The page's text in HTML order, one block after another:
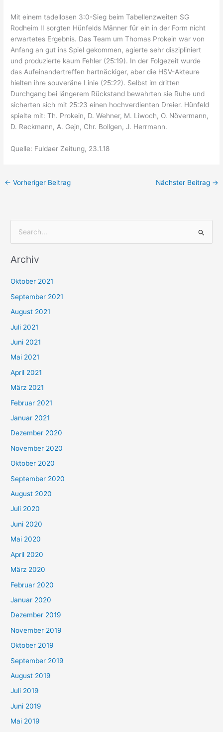
Mit einem tadellosen 3:0-Sieg beim Tabellenzweiten SG
Rodheim II sorgten Hünfelds Männer für ein in der Form nicht
erwartetes Ergebnis. Das Team um Thomas Prokein war von
Anfang an gut ins Spiel gekommen, agierte sehr diszipliniert
und produzierte kaum Fehler (25:19). In der Folgezeit wurde
das Aufeinandertreffen hartnäckiger, aber die HSV-Akteure
hielten ihre souveräne Linie (25:22). Selbst im dritten
Durchgang bei längerem Rückstand bewahrten sie Ruhe und
sicherten sich mit 25:23 einen hochverdienten Dreier. Hünfeld
spielte mit: Th. Prokein, D. Wehner, M. Liwoch, O. Növermann,
D. Reckmann, A. Gejn, Chr. Bollgen, J. Herrmann.
Quelle: Fuldaer Zeitung, 23.1.18
← Vorheriger Beitrag Nächster Beitrag →
c
n
n
a
c
h
:
Archiv
Oktober 2021
September 2021
August 2021
Juli 2021
Juni 2021
Mai 2021
April 2021
März 2021
Februar 2021
Januar 2021
Dezember 2020
November 2020
Oktober 2020
September 2020
August 2020
Juli 2020
Juni 2020
Mai 2020
April 2020
März 2020
Februar 2020
Januar 2020
Dezember 2019
November 2019
Oktober 2019
September 2019
August 2019
Juli 2019
Juni 2019
Mai 2019